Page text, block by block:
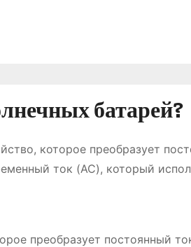
батарей?
которое преобразует
ток (AC), который
преобразует постоянный